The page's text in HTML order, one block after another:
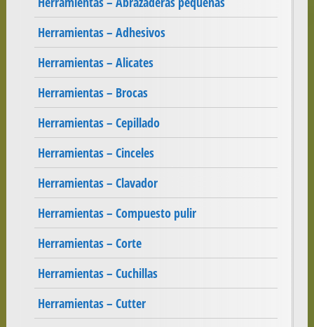
Herramientas – Adhesivos
Herramientas – Alicates
Herramientas – Brocas
Herramientas – Cepillado
Herramientas – Cinceles
Herramientas – Clavador
Herramientas – Compuesto pulir
Herramientas – Corte
Herramientas – Cuchillas
Herramientas – Cutter